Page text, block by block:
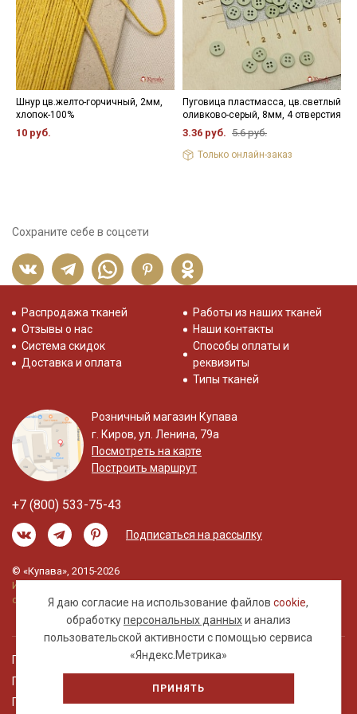
Шнур цв.желто-горчичный, 2мм,
хлопок-100%
10 руб.
Пуговица пластмасса, цв.светлый
оливково-серый, 8мм, 4 отверстия
3.36 руб. 5.6 руб.
Только онлайн-заказ
Сохраните себе в соцсети
Я даю согласие на использование файловcookie,
обработкуперсональных данныхи анализ
пользовательской активности с помощью сервиса
«Яндекс.Метрика»
ПРИНЯТЬ
Распродажа тканей
Отзывы о нас
Система скидок
Доставка и оплата
Работы из наших тканей
Наши контакты
Способы оплаты и
реквизиты
Типы тканей
Розничный магазин Купава
г. Киров, ул. Ленина, 79а
Посмотреть на карте
Построить маршрут
+7 (800) 533-75-43
Подписаться на рассылку
© «Купава», 2015-2026
Информация на сайте не является публичной
офертой.
Правовая информация
Политика обработки персональных данных
Пользовательское соглашение